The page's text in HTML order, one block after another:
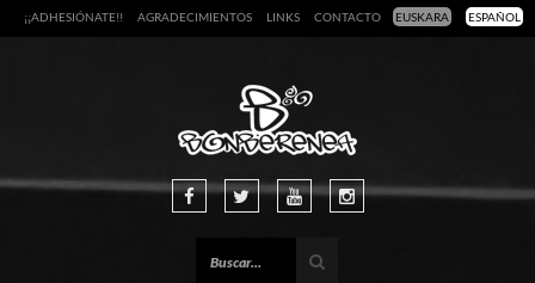
EUSKARA ESPAÑOL
¡¡ADHESIÓNATE!! AGRADECIMIENTOS LINKS CONTACTO